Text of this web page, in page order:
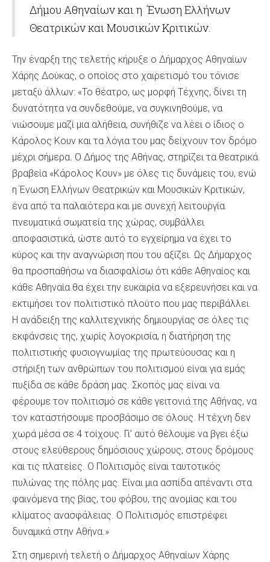
Δήμου Αθηναίων και η Ένωση Ελλήνων
Θεατρικών και Μουσικών Κριτικών.
Την έναρξη της τελετής κήρυξε ο Δήμαρχος Αθηναίων
Χάρης Δούκας, ο οποίος στο χαιρετισμό του τόνισε
μεταξύ άλλων: «Το θέατρο, ως μορφή Τέχνης, δίνει τη
δυνατότητα να συνδεθούμε, να συγκινηθούμε, να
νιώσουμε μαζί μια αλήθεια, συνήθιζε να λέει ο ίδιος ο
Κάρολος Κουν και τα λόγια του μας δείχνουν τον δρόμο
μέχρι σήμερα. Ο Δήμος της Αθήνας, στηρίζει τα θεατρικά
βραβεία «Κάρολος Κουν» με όλες τις δυνάμεις του, ενώ
η Ένωση Ελλήνων Θεατρικών και Μουσικών Κριτικών,
ένα από τα παλαιότερα και με συνεχή λειτουργία
πνευματικά σωματεία της χώρας, συμβάλλει
αποφασιστικά, ώστε αυτό το εγχείρημα να έχει το
κύρος και την αναγνώριση που του αξίζει. Ως Δήμαρχος
θα προσπαθήσω να διασφαλίσω ότι κάθε Αθηναίος και
κάθε Αθηναία θα έχει την ευκαιρία να εξερευνήσει και να
εκτιμήσει τον πολιτιστικό πλούτο που μας περιβάλλει.
Η ανάδειξη της καλλιτεχνικής δημιουργίας σε όλες τις
εκφάνσεις της, χωρίς λογοκρισία, η διατήρηση της
πολιτιστικής φυσιογνωμίας της πρωτεύουσας και η
στήριξη των ανθρώπων του πολιτισμού είναι για εμάς
πυξίδα σε κάθε δράση μας. Σκοπός μας είναι να
φέρουμε τον πολιτισμό σε κάθε γειτονιά της Αθήνας, να
τον καταστήσουμε προσβάσιμο σε όλους. Η τέχνη δεν
χωρά μέσα σε 4 τοίχους. Γι’ αυτό θέλουμε να βγει έξω
στους ελεύθερους δημόσιους χώρους, στους δρόμους
και τις πλατείες. Ο Πολιτισμός είναι ταυτοτικός
πυλώνας της πόλης μας. Είναι μια ασπίδα απέναντι στα
φαινόμενα της βίας, του φόβου, της ανομίας και του
κλίματος ανασφάλειας. O Πολιτισμός επιστρέφει
δυναμικά στην Αθήνα.»
Στη σημερινή τελετή ο Δήμαρχος Αθηναίων Χάρης